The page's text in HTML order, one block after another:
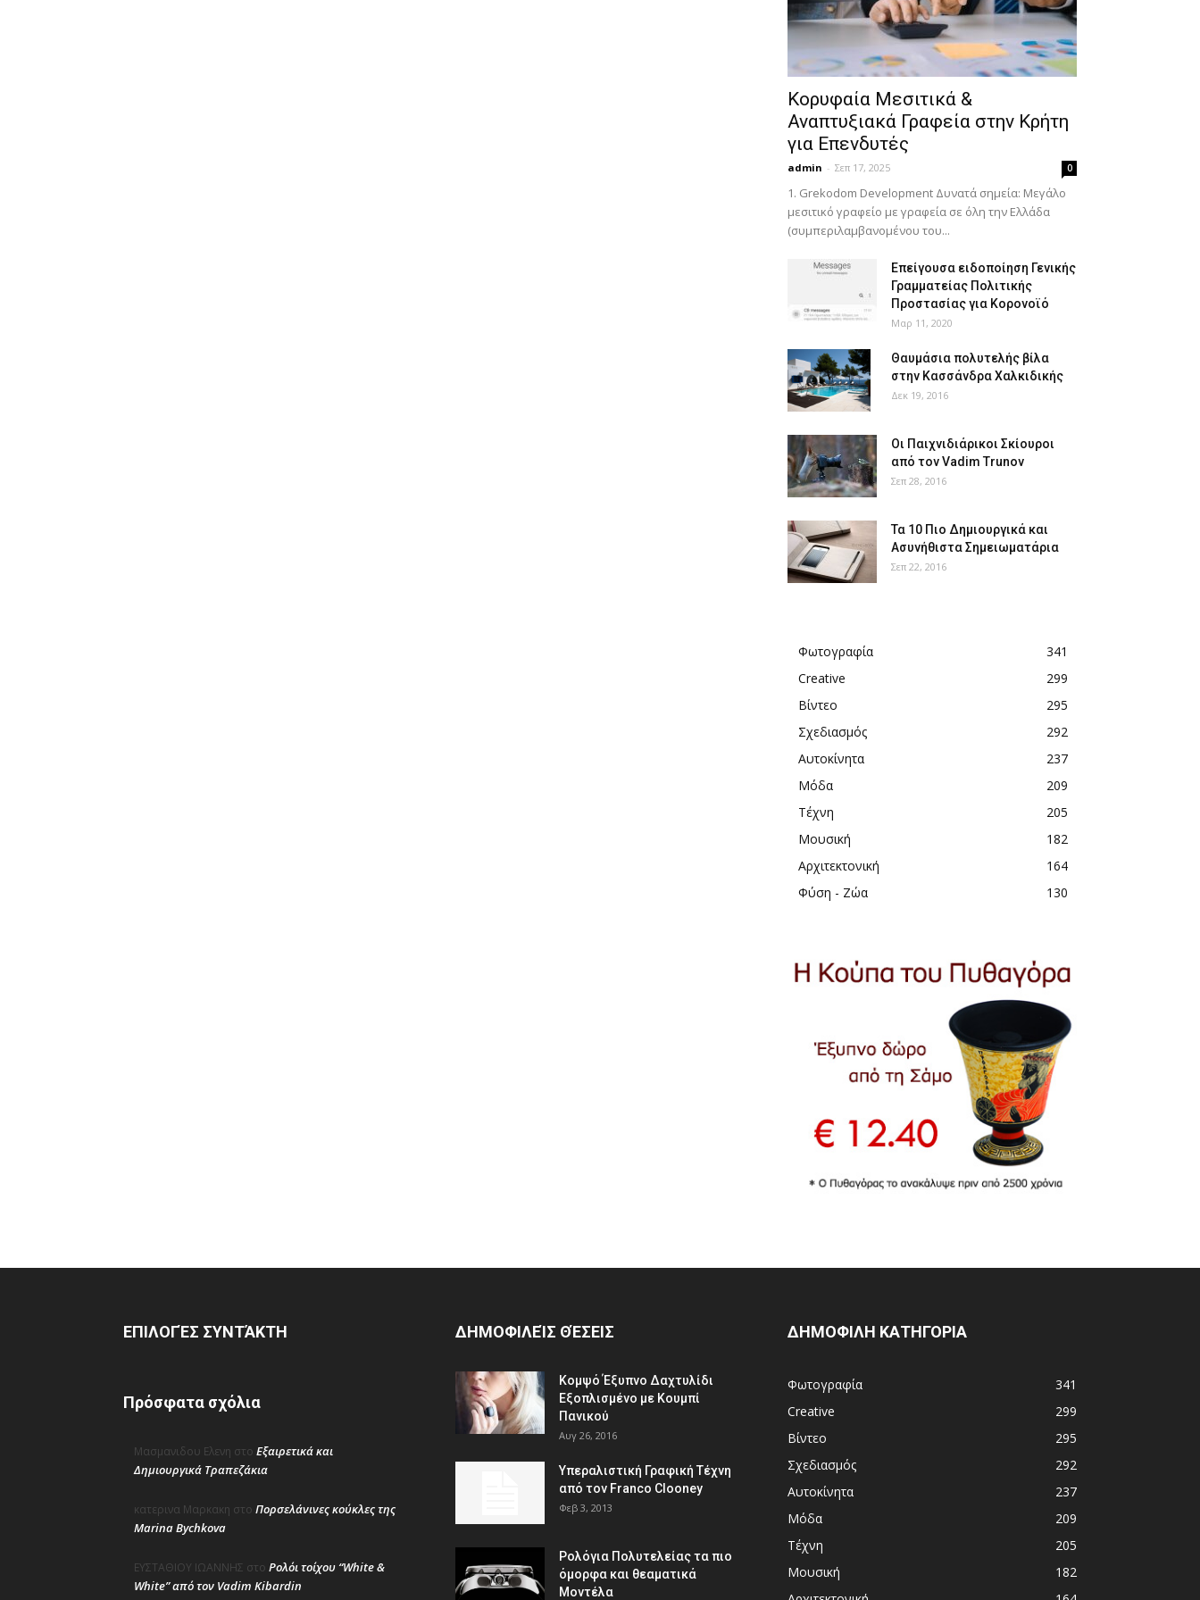
Κορυφαία Μεσιτικά &
Αναπτυξιακά Γραφεία στην Κρήτη
για Επενδυτές
admin - Σεπ 17, 2025 0
1. Grekodom Development Δυνατά σημεία: Μεγάλο
μεσιτικό γραφείο με γραφεία σε όλη την Ελλάδα
(συμπεριλαμβανομένου του...
Επείγουσα ειδοποίηση Γενικής
Γραμματείας Πολιτικής
Προστασίας για Κορονοϊό
Μαρ 11, 2020
Θαυμάσια πολυτελής βίλα
στην Κασσάνδρα Χαλκιδικής
Δεκ 19, 2016
Οι Παιχνιδιάρικοι Σκίουροι
από τον Vadim Trunov
Σεπ 28, 2016
Τα 10 Πιο Δημιουργικά και
Ασυνήθιστα Σημειωματάρια
Σεπ 22, 2016
Φωτογραφία
341
Creative
299
Βίντεο
295
Σχεδιασμός
292
Αυτοκίνητα
237
Μόδα
209
Τέχνη
205
Μουσική
182
Αρχιτεκτονική
164
Φύση - Ζώα
130
ΕΠΙΛΟΓΈΣ ΣΥΝΤΆΚΤΗ
Πρόσφατα σχόλια
Μασμανιδου Ελενη στο Εξαιρετικά και
Δημιουργικά Τραπεζάκια
κατερινα Μαρκακη στο Πορσελάνινες κούκλες της
Marina Bychkova
ΕΥΣΤΑΘΙΟΥ ΙΩΑΝΝΗΣ στο Ρολόι τοίχου “White &
White” από τον Vadim Kibardin
ΔΗΜΟΦΙΛΕΊΣ ΘΈΣΕΙΣ
Κομψό Έξυπνο Δαχτυλίδι
Εξοπλισμένο με Κουμπί
Πανικού
Αυγ 26, 2016
Υπεραλιστική Γραφική Τέχνη
από τον Franco Clooney
Φεβ 3, 2013
Ρολόγια Πολυτελείας τα πιο
όμορφα και θεαματικά
Μοντέλα
ΔΗΜΟΦΙΛΗ ΚΑΤΗΓΟΡΙΑ
Φωτογραφία
341
Creative
299
Βίντεο
295
Σχεδιασμός
292
Αυτοκίνητα
237
Μόδα
209
Τέχνη
205
Μουσική
182